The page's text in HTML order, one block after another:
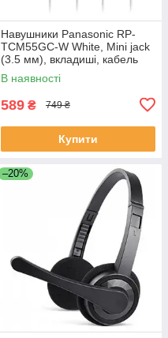
Навушники Panasonic RP-
TCM55GC-W White, Mini jack
(3.5 мм), вкладиші, кабель
1,1 м
В наявності
589 ₴ 749 ₴
Купити
–20%